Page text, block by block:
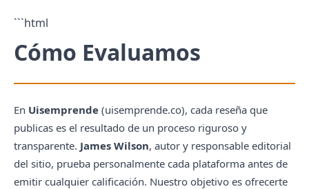
```html
Cómo Evaluamos
En Uisemprende (uisemprende.co), cada reseña que
publicas es el resultado de un proceso riguroso y
transparente. James Wilson, autor y responsable editorial
del sitio, prueba personalmente cada plataforma antes de
emitir cualquier calificación. Nuestro objetivo es ofrecerte